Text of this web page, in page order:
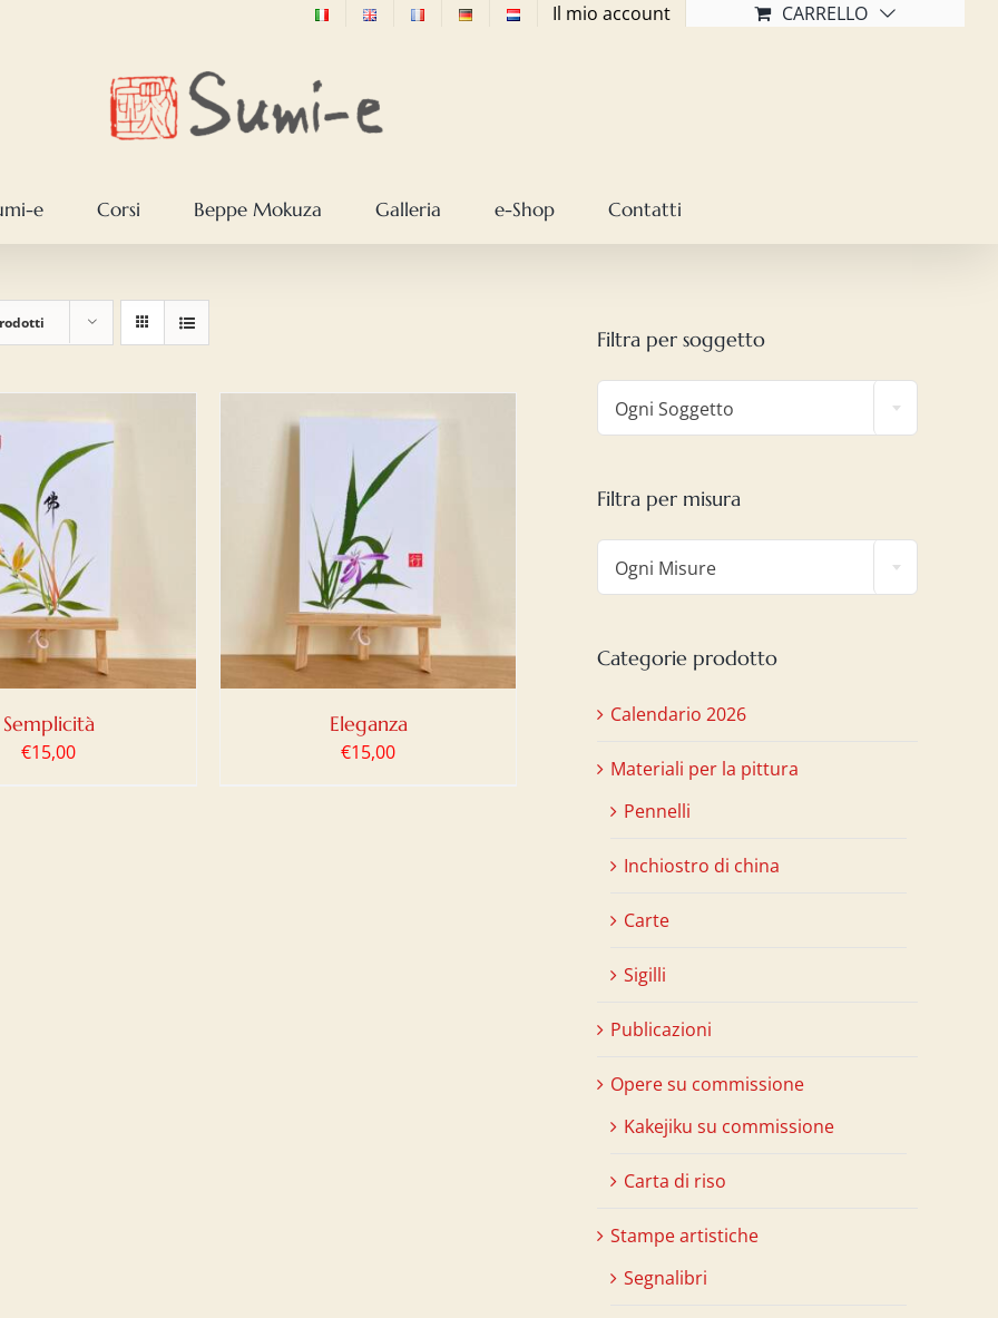
Il mio account CARRELLO
e Corsi Beppe Mokuza Galleria e-Shop Contatti
Semplicità
€15,00
AL CARRELLO
DETTAGLI
Eleganza
€15,00
Filtra per soggetto
Ogni Soggetto
Filtra per misura
Ogni Misure
Categorie prodotto
Calendario 2026
Materiali per la pittura
Pennelli
Inchiostro di china
Carte
Sigilli
Publicazioni
Opere su commissione
Kakejiku su commissione
Carta di riso
Stampe artistiche
Segnalibri